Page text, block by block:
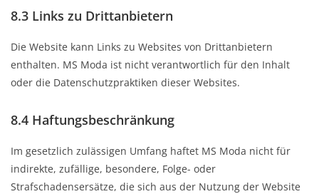
8.3 Links zu Drittanbietern
Die Website kann Links zu Websites von Drittanbietern
enthalten. MS Moda ist nicht verantwortlich für den Inhalt
oder die Datenschutzpraktiken dieser Websites.
8.4 Haftungsbeschränkung
Im gesetzlich zulässigen Umfang haftet MS Moda nicht für
indirekte, zufällige, besondere, Folge- oder
Strafschadensersätze, die sich aus der Nutzung der Website